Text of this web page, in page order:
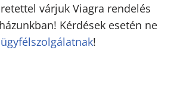
várjuk Viagra rendelés
Kérdések esetén ne
ügyfélszolgálatnak!